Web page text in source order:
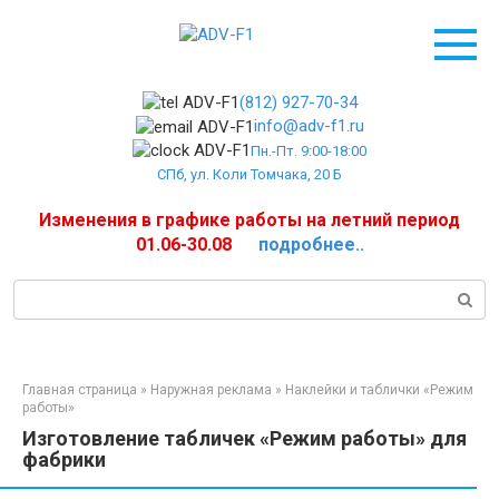
(812) 927-70-34
info@adv-f1.ru
Пн.-Пт. 9:00-18:00
СПб, ул. Коли Томчака, 20 Б
Изменения в графике работы на летний период
01.06-30.08 подробнее..
Поиск:
Главная страница » Наружная реклама » Наклейки и таблички «Режим
работы»
Изготовление табличек «Режим работы» для
фабрики